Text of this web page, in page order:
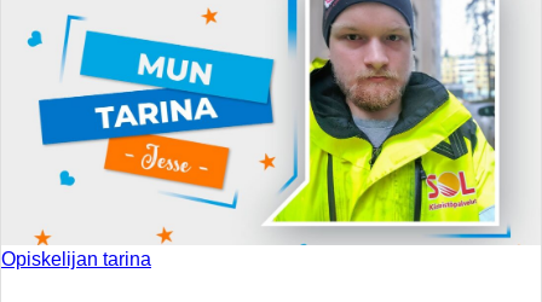
Opiskelijan tarina